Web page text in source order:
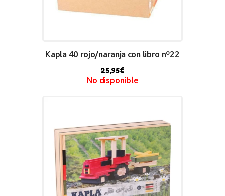
Kapla 40 rojo/naranja con libro nº22
25,95€
No disponible